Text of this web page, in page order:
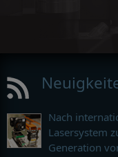
Nach
Lasersystem
Generation